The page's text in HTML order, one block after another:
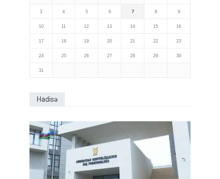
3 4 5 6 7 8 9
10 11 12 13 14 15 16
17 18 19 20 21 22 23
24 25 26 27 28 29 30
31
Hadisə